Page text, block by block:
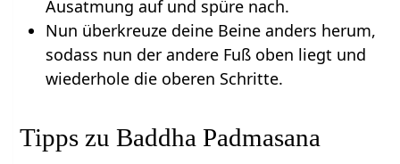
Ausatmung auf und spüre nach.
Nun überkreuze deine Beine anders herum,
sodass nun der andere Fuß oben liegt und
wiederhole die oberen Schritte.
Tipps zu Baddha Padmasana